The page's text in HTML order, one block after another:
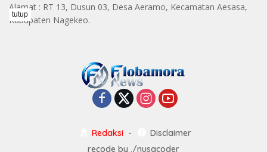
Alamat : RT 13, Dusun 03, Desa Aeramo, Kecamatan Aesasa,
Kabupaten Nagekeo.
Redaksi
Disclaimer
recode by ./nusacoder
tutup